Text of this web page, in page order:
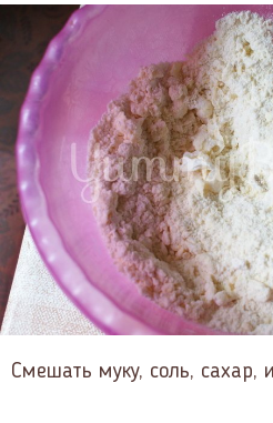
Смешать муку, соль, сахар,